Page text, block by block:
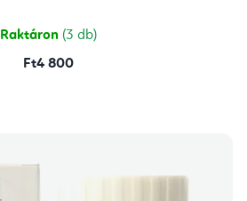
csillag.
Raktáron (3 db)
Ft4 800